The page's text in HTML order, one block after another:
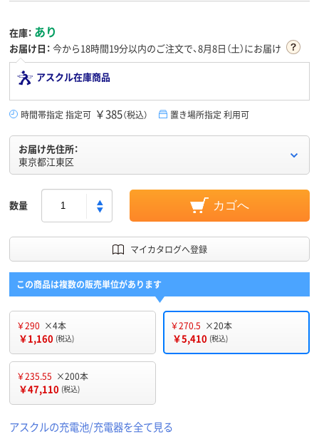
在庫： あり
お届け日： 今から18時間19分以内のご注文で、8月8日（土）にお届け
アスクル在庫商品
時間帯指定 指定可 ￥385（税込） 置き場所指定 利用可
お届け先住所：
東京都江東区
数量 カゴへ
マイカタログへ登録
この商品は複数の販売単位があります
￥290 ×4本
￥1,160 (税込)
￥270.5 ×20本
￥5,410 (税込)
￥235.55 ×200本
￥47,110 (税込)
アスクルの充電池/充電器を全て見る